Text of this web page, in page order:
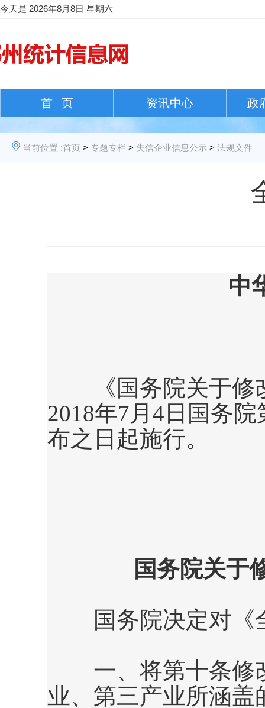
今天是 2026年8月8日 星期六
首 页 资讯中心 政
当前位置 :首页 > 专题专栏 > 失信企业信息公示 > 法规文件
中
《国务院关于修
2018年7月 4 日国务院
布之日起施行。
国务院关于
国务院决定对《
一、将第十条修
业、第三产业所涵